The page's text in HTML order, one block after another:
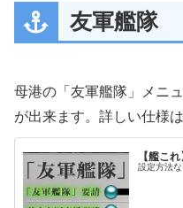
友軍艦隊
母港の「友軍艦隊」メニ
が出来ます。詳しい仕様
【艦こ
設定方法